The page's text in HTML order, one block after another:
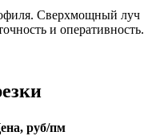
Сверхмощный луч
и оперативность.
руб/пм